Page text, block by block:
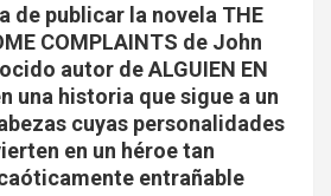
de publicar la novela THE
COMPLAINTS de John
autor de ALGUIEN EN
una historia que sigue a un
cuyas personalidades
en un héroe tan
entrañable